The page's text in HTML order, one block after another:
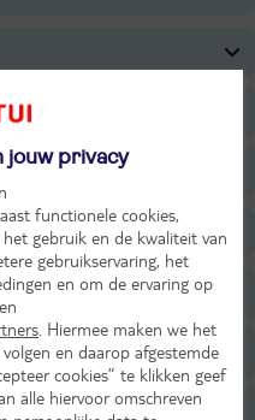
jouw privacy
functionele cookies,
gebruik en de kwaliteit van
gebruikservaring, het
en om de ervaring op
. Hiermee maken we het
en daarop afgestemde
cookies” te klikken geef
alle hiervoor omschreven